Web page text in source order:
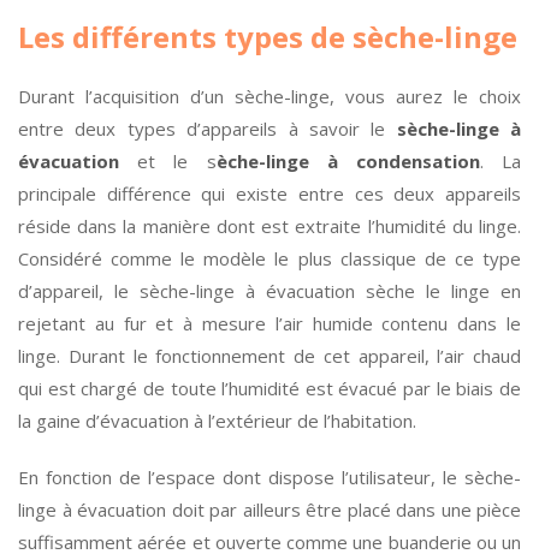
Les différents types de sèche-linge
Durant l’acquisition d’un sèche-linge, vous aurez le choix
entre deux types d’appareils à savoir le sèche-linge à
évacuation et le sèche-linge à condensation. La
principale différence qui existe entre ces deux appareils
réside dans la manière dont est extraite l’humidité du linge.
Considéré comme le modèle le plus classique de ce type
d’appareil, le sèche-linge à évacuation sèche le linge en
rejetant au fur et à mesure l’air humide contenu dans le
linge. Durant le fonctionnement de cet appareil, l’air chaud
qui est chargé de toute l’humidité est évacué par le biais de
la gaine d’évacuation à l’extérieur de l’habitation.
En fonction de l’espace dont dispose l’utilisateur, le sèche-
linge à évacuation doit par ailleurs être placé dans une pièce
suffisamment aérée et ouverte comme une buanderie ou un